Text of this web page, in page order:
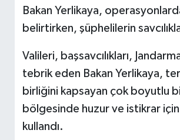
Bakan Yerlikaya,
belirtirken, şüphelilerin
Valileri, başsavcılıkları,
tebrik eden Bakan Yerlikaya,
birliğini kapsayan çok boyutlu
bölgesinde huzur ve istikrar
kullandı.